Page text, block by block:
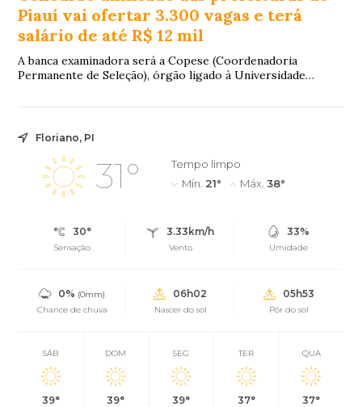
Piauí vai ofertar 3.300 vagas e terá
salário de até R$ 12 mil
A banca examinadora será a Copese (Coordenadoria
Permanente de Seleção), órgão ligado à Universidade
Floriano, PI
31°
Tempo limpo
Mín. 21° Máx. 38°
30°
Sensação
3.33km/h
Vento
33%
Umidade
0% (0mm)
Chance de chuva
06h02
Nascer do sol
05h53
Pôr do sol
SÁB
39°
DOM
39°
SEG
39°
TER
37°
QUA
37°